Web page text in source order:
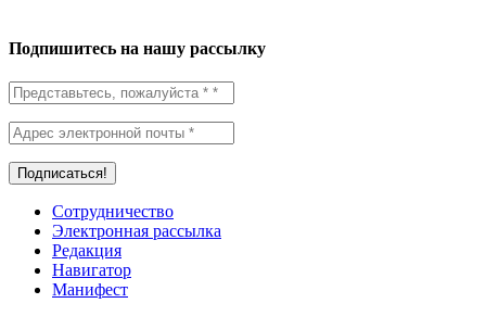
Подпишитесь на нашу рассылку
Сотрудничество
Электронная рассылка
Редакция
Навигатор
Манифест